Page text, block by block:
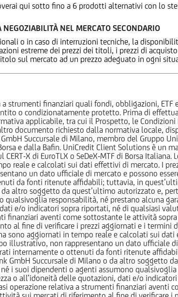
qui sotto fino a 6 prodotti alternativi con lo
NEL MERCATO SECONDARIO
o in caso di interruzioni tecniche, la
estreme dei prezzi dei titoli, i prezzi di
sul mercato ad un prezzo adeguato in ogni
a strumenti finanziari quali fondi, obbligazioni,
o condizionatamente protetto. Prima di
applicabile, tra cui il Prospetto, le
documento richiesto dalla normativa locale,
Succursale di Milano, membro del Gruppo
e dalla Bafin. UniCredit Client Solutions è un
CERT-X di EuroTLX o SeDeX-MTF di Borsa
reale e calcolati sui dati effettivi di mercato. I
un dato ufficiale di mercato e possono
da fonti ritenute affidabili; tuttavia, in
altro soggetto da quest’ultimo autorizzato e,
qualsivoglia responsabilità, né prestano alcuna
e/o indicatori sopra riportati, né di qualsiasi
finanziari aventi come sottostante le attività
al fine di verificare i prezzi aggiornati e i termini
sono aggiornati in tempo reale e calcolati sui
illustrativo, non rappresentano un dato ufficiale
internamente o ottenuti da fonti ritenute
GmbH Succursale di Milano o da altro soggetto
i suoi dipendenti o agenti assumono
o all’idoneità delle quotazioni, dati e/o
operazione relativa a strumenti finanziari aventi